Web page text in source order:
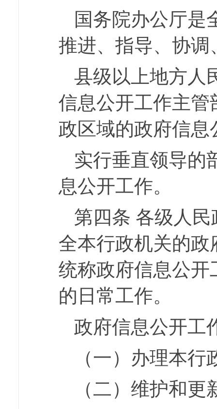
国务院办公厅是
推进、指导、协
县级以上地方人
信息公开工作主
政区域的政府信息
实行垂直领导的
息公开工作。
第四条 各级人
全本行政机关的
统称政府信息公
的日常工作。
政府信息公开工
（一）办理本
（二）维护和